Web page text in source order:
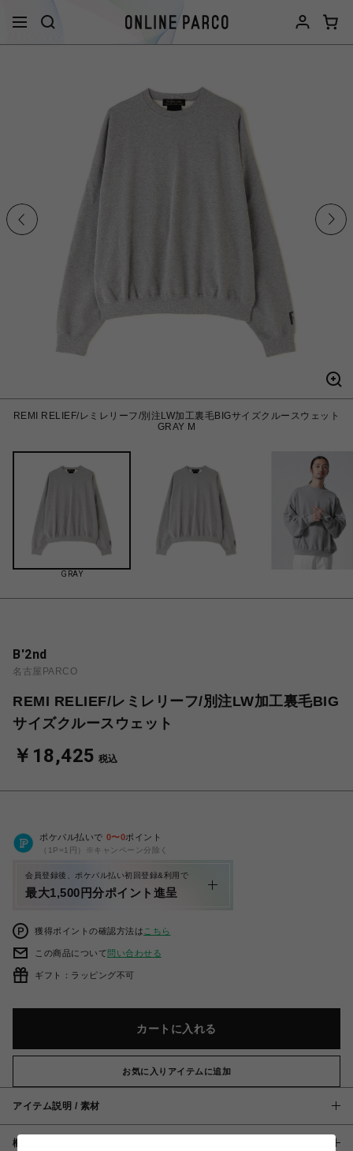
REMI RELIEF/レミレリーフ/別注LW加工裏毛BIGサイズクルースウェット
GRAY M
GRAY
B'2nd
名古屋PARCO
REMI RELIEF/レミレリーフ/別注LW加工裏毛BIG
サイズクルースウェット
￥18,425 税込
ポケパル払いで 0〜0ポイント
（1P=1円）※キャンペーン分除く
会員登録後、ポケパル払い初回登録&利用で
最大1,500円分ポイント進呈
獲得ポイントの確認方法は こちら
この商品について問い合わせる
ギフト：ラッピング不可
カートに入れる
お気に入りアイテムに追加
アイテム説明 / 素材
概要